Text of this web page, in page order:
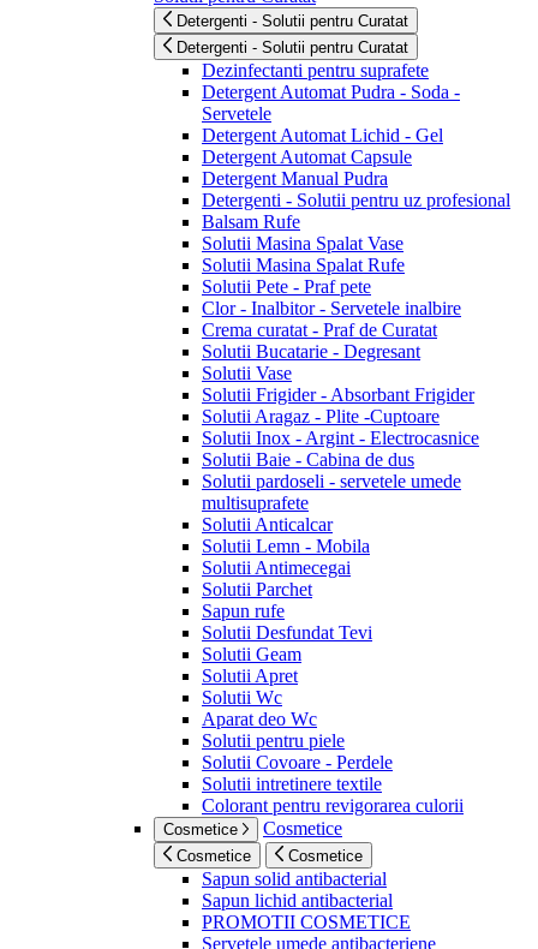
Detergenti - Solutii pentru Curatat
Detergenti - Solutii pentru Curatat
Dezinfectanti pentru suprafete
Detergent Automat Pudra - Soda -
Servetele
Detergent Automat Lichid - Gel
Detergent Automat Capsule
Detergent Manual Pudra
Detergenti - Solutii pentru uz profesional
Balsam Rufe
Solutii Masina Spalat Vase
Solutii Masina Spalat Rufe
Solutii Pete - Praf pete
Clor - Inalbitor - Servetele inalbire
Crema curatat - Praf de Curatat
Solutii Bucatarie - Degresant
Solutii Vase
Solutii Frigider - Absorbant Frigider
Solutii Aragaz - Plite -Cuptoare
Solutii Inox - Argint - Electrocasnice
Solutii Baie - Cabina de dus
Solutii pardoseli - servetele umede
multisuprafete
Solutii Anticalcar
Solutii Lemn - Mobila
Solutii Antimecegai
Solutii Parchet
Sapun rufe
Solutii Desfundat Tevi
Solutii Geam
Solutii Apret
Solutii Wc
Aparat deo Wc
Solutii pentru piele
Solutii Covoare - Perdele
Solutii intretinere textile
Colorant pentru revigorarea culorii
Cosmetice Cosmetice
Cosmetice Cosmetice
Sapun solid antibacterial
Sapun lichid antibacterial
PROMOTII COSMETICE
Servetele umede antibacteriene